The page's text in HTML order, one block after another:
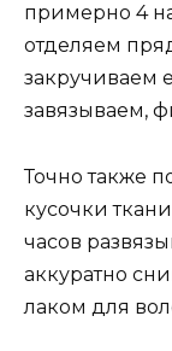
примерно 4
отделяем
закручиваем
завязываем,
Точно также
кусочки
часов
аккуратно
лаком для